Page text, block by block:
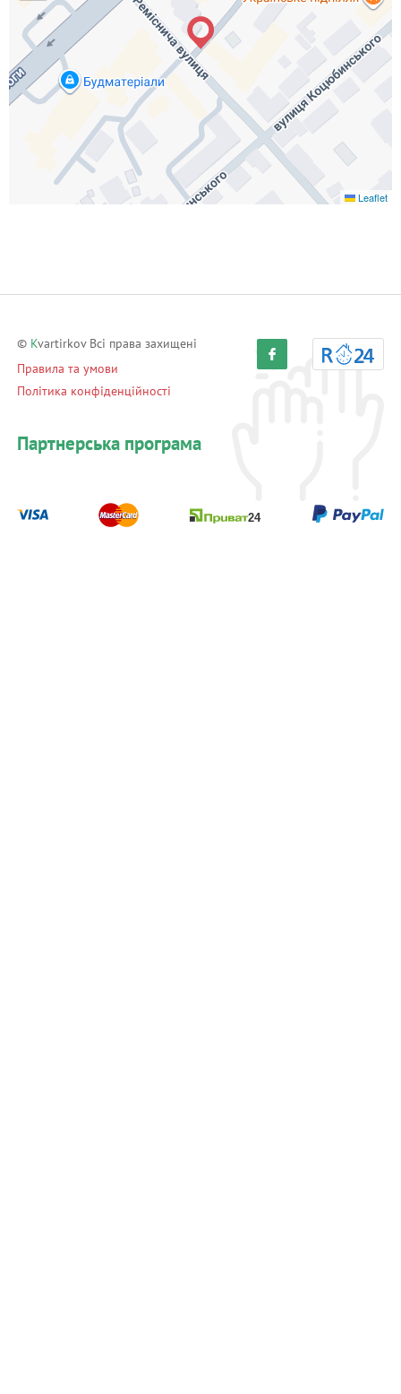
Leaflet
© Kvartirkov Всі права захищені
Правила та умови
Політика конфіденційності
Партнерська програма